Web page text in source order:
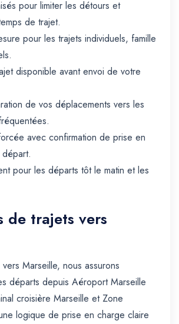
pour limiter les détours et
de trajet.
pour les trajets individuels, famille
disponible avant envoi de votre
de vos déplacements vers les
avec confirmation de prise en
pour les départs tôt le matin et les
de trajets vers
Marseille, nous assurons
départs depuis Aéroport Marseille
croisière Marseille et Zone
logique de prise en charge claire